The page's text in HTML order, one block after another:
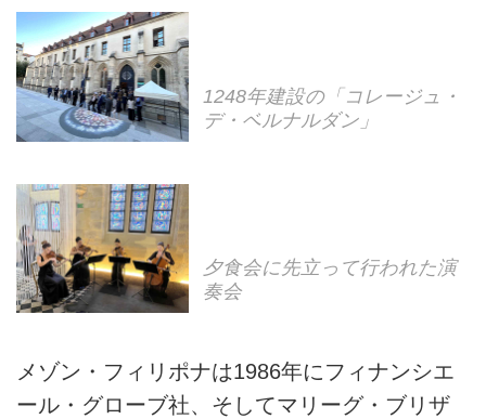
1248年建設の「コレージュ・
デ・ベルナルダン」
夕食会に先立って行われた演
奏会
メゾン・フィリポナは1986年にフィナンシエ
ール・グローブ社、そしてマリーグ・ブリザ